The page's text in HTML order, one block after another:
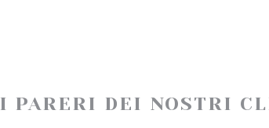
I PARERI DEI NOSTRI